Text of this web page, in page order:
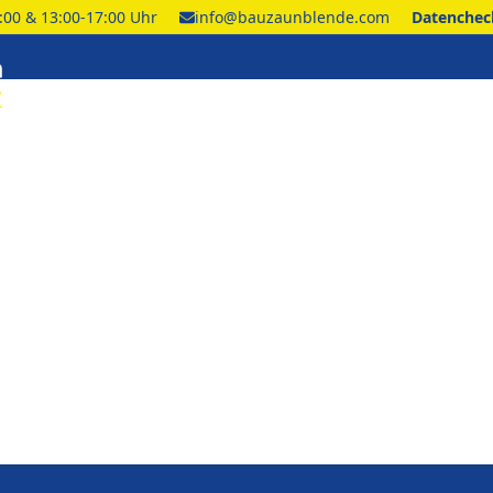
& 13:00-17:00 Uhr info@bauzaunblende.com